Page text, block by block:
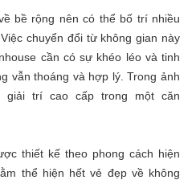
bề rộng nên có thể bố trí nhiều
chuyển đổi từ không gian này
cần có sự khéo léo và tinh
vẫn thoáng và hợp lý. Trong ảnh
giải trí cao cấp trong một căn
thiết kế theo phong cách hiện
thể hiện hết vẻ đẹp về không